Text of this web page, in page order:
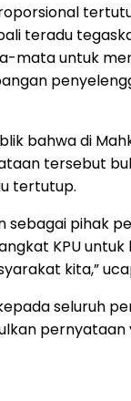
teradu
mata untuk
bahwa di
tersebut
tertutup.
pihak
KPU untuk
kita,”
seluruh
pernyataan